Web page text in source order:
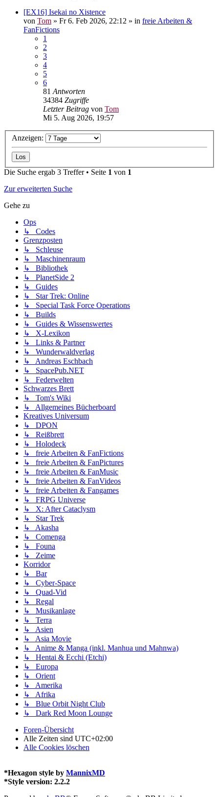
[EX16] Isekai no Xistence
von Tom » Fr 6. Feb 2026, 22:12 » in freie Arbeiten &
FanFictions
1
2
3
4
5
6
81 Antworten
34384 Zugriffe
Letzter Beitrag von Tom
Mi 5. Aug 2026, 19:57
Anzeigen:
Die Suche ergab 3 Treffer • Seite 1 von 1
Zur erweiterten Suche
Gehe zu
Ops
↳ Codes
Grenzposten
↳ Schleuse
↳ Maschinenraum
↳ Bibliothek
↳ PlanetSide 2
↳ Guides
↳ Star Trek: Online
↳ Special Task Force Operations
↳ Builds
↳ Guides & Wissenswertes
↳ X-Lexikon
↳ Links & Partner
↳ Wunderwaldverlag
↳ Andreas Eschbach
↳ SpacePub.NET
↳ Federwelten
Schwarzes Brett
↳ Tom's Wiki
↳ Allgemeines Bücherboard
Kreatives Universum
↳ DPON
↳ Reißbrett
↳ Holodeck
↳ freie Arbeiten & FanFictions
↳ freie Arbeiten & FanPictures
↳ freie Arbeiten & FanMusic
↳ freie Arbeiten & FanVideos
↳ freie Arbeiten & Fangames
↳ FRPG Universe
↳ X: After Cataclysm
↳ Star Trek
↳ Akasha
↳ Comenga
↳ Founa
↳ Zeime
Korridor
↳ Bar
↳ Cyber-Space
↳ Quad-Vid
↳ Regal
↳ Musikanlage
↳ Terra
↳ Asien
↳ Asia Movie
↳ Anime & Manga (inkl. Manhua und Mahnwa)
↳ Hentai & Ecchi (Etchi)
↳ Europa
↳ Orient
↳ Amerika
↳ Afrika
↳ Blue Orbit Night Club
↳ Dark Red Moon Lounge
Foren-Übersicht
Alle Zeiten sind UTC+02:00
Alle Cookies löschen
*Hexagon style by MannixMD
*Style version: 2.2.2